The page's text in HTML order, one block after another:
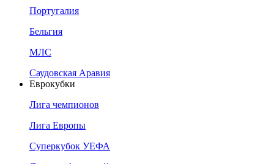
Португалия
Бельгия
МЛС
Саудовская Аравия
Еврокубки
Лига чемпионов
Лига Европы
Суперкубок УЕФА